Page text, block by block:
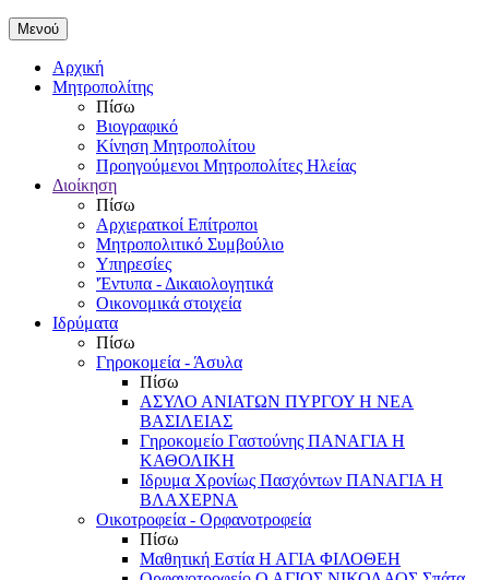
Μενού
Αρχική
Μητροπολίτης
Πίσω
Βιογραφικό
Κίνηση Μητροπολίτου
Προηγούμενοι Μητροπολίτες Ηλείας
Διοίκηση
Πίσω
Αρχιερατκοί Επίτροποι
Μητροπολιτικό Συμβούλιο
Υπηρεσίες
'Έντυπα - Δικαιολογητικά
Οικονομικά στοιχεία
Ιδρύματα
Πίσω
Γηροκομεία - Άσυλα
Πίσω
ΑΣΥΛΟ ΑΝΙΑΤΩΝ ΠΥΡΓΟΥ Η ΝΕΑ
ΒΑΣΙΛΕΙΑΣ
Γηροκομείο Γαστούνης ΠΑΝΑΓΙΑ Η
ΚΑΘΟΛΙΚΗ
Ιδρυμα Χρονίως Πασχόντων ΠΑΝΑΓΙΑ Η
ΒΛΑΧΕΡΝΑ
Οικοτροφεία - Ορφανοτροφεία
Πίσω
Μαθητική Εστία Η ΑΓΙΑ ΦΙΛΟΘΕΗ